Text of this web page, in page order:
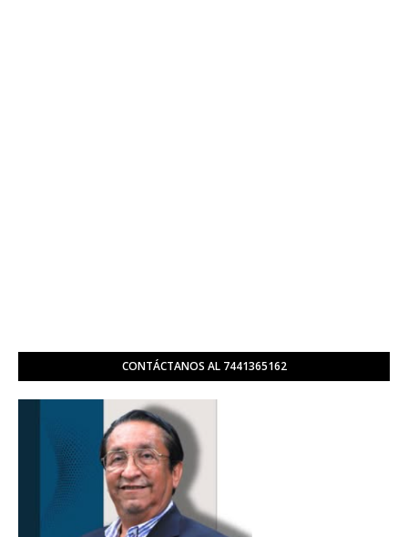
CONTÁCTANOS AL 7441365162